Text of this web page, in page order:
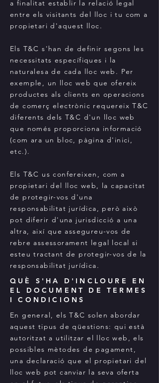
a finalitat establir la relació legal
entre els visitants del lloc i tu com a
propietari d'aquest lloc.
Els T&C s'han de definir segons les
necessitats específiques i la
naturalesa de cada lloc web. Per
exemple, un lloc web que ofereix
productes als clients en operacions
de comerç electrònic requereix T&C
diferents dels T&C d'un lloc web
que només proporciona informació
(com ara un bloc, pàgina d'inici,
etc.).
Els T&C us confereixen, com a
propietari del lloc web, la capacitat
de protegir-vos d'una
responsabilitat jurídica, però això
pot diferir d'una jurisdicció a una
altra, així que assegureu-vos de
rebre assessorament legal local si
esteu tractant de protegir-vos de la
responsabilitat jurídica.
QUÈ S'HA D'INCLOURE EN
EL DOCUMENT DE TERMES
I CONDICIONS
En general, els T&C solen abordar
aquest tipus de qüestions: qui està
autoritzat a utilitzar el lloc web, els
possibles mètodes de pagament,
una declaració que el propietari del
lloc web pot canviar la seva oferta